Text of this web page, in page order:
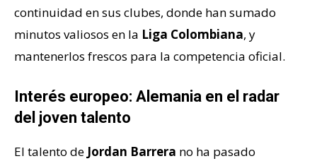
continuidad en sus clubes, donde han sumado
minutos valiosos en la Liga Colombiana, y
mantenerlos frescos para la competencia oficial.
Interés europeo: Alemania en el radar
del joven talento
El talento de Jordan Barrera no ha pasado